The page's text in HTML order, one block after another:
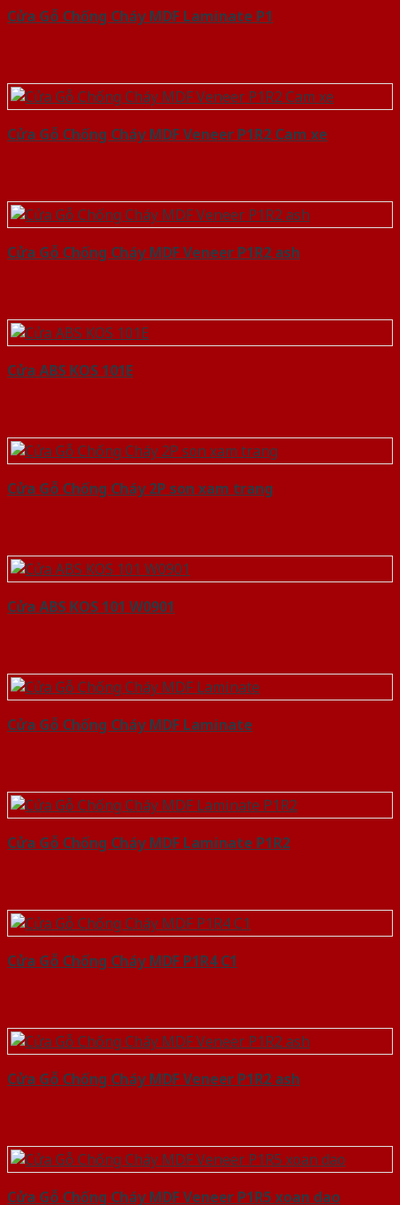
Cửa Gỗ Chống Cháy MDF Laminate P1
Cửa Gỗ Chống Cháy MDF Veneer P1R2 Cam xe
Cửa Gỗ Chống Cháy MDF Veneer P1R2 ash
Cửa ABS KOS 101E
Cửa Gỗ Chống Cháy 2P son xam trang
Cửa ABS KOS 101 W0901
Cửa Gỗ Chống Cháy MDF Laminate
Cửa Gỗ Chống Cháy MDF Laminate P1R2
Cửa Gỗ Chống Cháy MDF P1R4 C1
Cửa Gỗ Chống Cháy MDF Veneer P1R2 ash
Cửa Gỗ Chống Cháy MDF Veneer P1R5 xoan dao